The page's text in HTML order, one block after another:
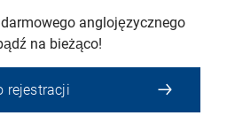
anglojęzycznego
na bieżąco!
rejestracji